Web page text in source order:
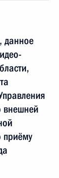
данное
внешней
приёму